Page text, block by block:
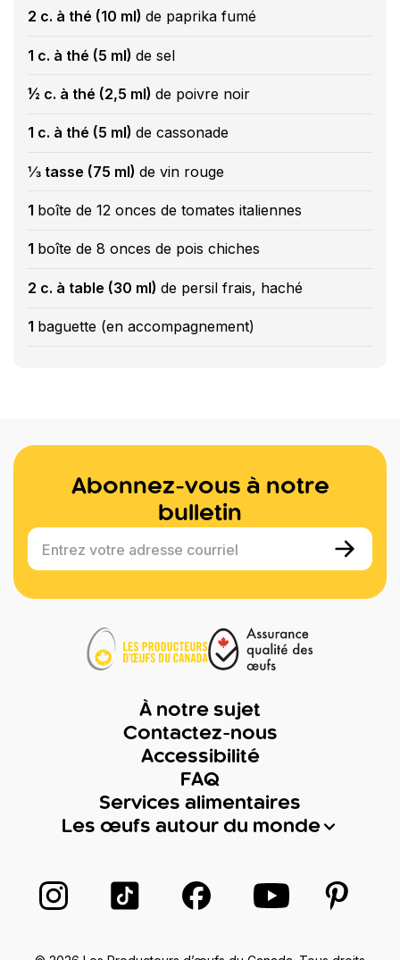
2 c. à thé (10 ml) de paprika fumé
1 c. à thé (5 ml) de sel
½ c. à thé (2,5 ml) de poivre noir
1 c. à thé (5 ml) de cassonade
⅓ tasse (75 ml) de vin rouge
1 boîte de 12 onces de tomates italiennes
1 boîte de 8 onces de pois chiches
2 c. à table (30 ml) de persil frais, haché
1 baguette (en accompagnement)
Abonnez-vous à notre
bulletin
Entrez votre adresse courriel
À notre sujet
Contactez-nous
Accessibilité
FAQ
Services alimentaires
Les œufs autour du monde
Suivez-nous sur Instagram
Suivez-nous sur TikTok
Suivez-nous sur Facebook
Suivez-nous sur